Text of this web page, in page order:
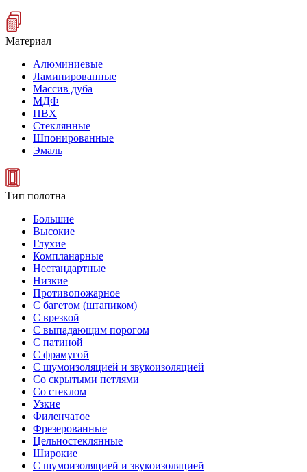
Материал
Алюминиевые
Ламинированные
Массив дуба
МДФ
ПВХ
Стеклянные
Шпонированные
Эмаль
Тип полотна
Большие
Высокие
Глухие
Компланарные
Нестандартные
Низкие
Противопожарное
С багетом (штапиком)
С врезкой
С выпадающим порогом
С патиной
С фрамугой
С шумоизоляцией и звукоизоляцией
Со скрытыми петлями
Со стеклом
Узкие
Филенчатое
Фрезерованные
Цельностеклянные
Широкие
С шумоизоляцией и звукоизоляцией